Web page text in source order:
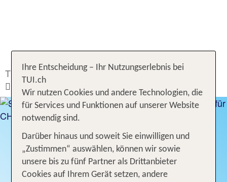
TUI.ch Ferien buchen Hotel
Ägypten
Sharm El Sheikh
Ihre Entscheidung – Ihr Nutzungserlebnis bei
TUI.ch
Wir nutzen Cookies und andere Technologien, die
für Services und Funktionen auf unserer Website
notwendig sind.
Darüber hinaus und soweit Sie einwilligen und
„Zustimmen“ auswählen, können wir sowie
unsere bis zu fünf Partner als Drittanbieter
Cookies auf Ihrem Gerät setzen, andere